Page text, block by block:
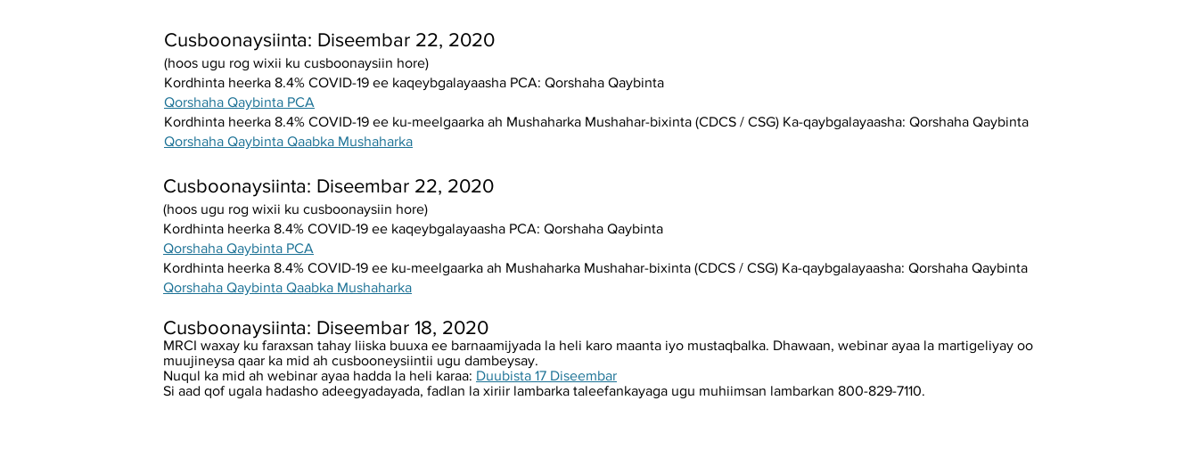
Cusboonaysiinta: Diseembar 22, 2020
(hoos ugu rog wixii ku cusboonaysiin hore)
Kordhinta heerka 8.4% COVID-19 ee kaqeybgalayaasha PCA: Qorshaha Qaybinta
Qorshaha Qaybinta PCA
Kordhinta heerka 8.4% COVID-19 ee ku-meelgaarka ah Mushaharka Mushahar-bixinta (CDCS / CSG) Ka-qaybgalayaasha: Qorshaha Qaybinta
Qorshaha Qaybinta Qaabka Mushaharka
Cusboonaysiinta: Diseembar 22, 2020
(hoos ugu rog wixii ku cusboonaysiin hore)
Kordhinta heerka 8.4% COVID-19 ee kaqeybgalayaasha PCA: Qorshaha Qaybinta
Qorshaha Qaybinta PCA
Kordhinta heerka 8.4% COVID-19 ee ku-meelgaarka ah Mushaharka Mushahar-bixinta (CDCS / CSG) Ka-qaybgalayaasha: Qorshaha Qaybinta
Qorshaha Qaybinta Qaabka Mushaharka
Cusboonaysiinta: Diseembar 18, 2020
MRCI waxay ku faraxsan tahay liiska buuxa ee barnaamijyada la heli karo maanta iyo mustaqbalka. Dhawaan, webinar ayaa la martigeliyay oo
muujineysa qaar ka mid ah cusbooneysiintii ugu dambeysay.
Nuqul ka mid ah webinar ayaa hadda la heli karaa: Duubista 17 Diseembar
Si aad qof ugala hadasho adeegyadayada, fadlan la xiriir lambarka taleefankayaga ugu muhiimsan lambarkan 800-829-7110.